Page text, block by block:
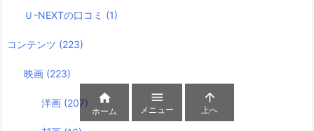
Ｕ-NEXTの口コミ (1)
コンテンツ (223)
映画 (223)
洋画 (207) 
ホーム

メニュー

上へ